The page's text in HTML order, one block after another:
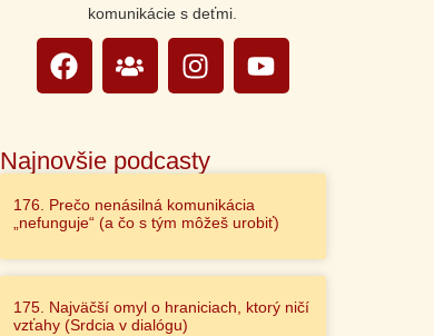
komunikácie s deťmi.
Najnovšie podcasty
176. Prečo nenásilná komunikácia
„nefunguje“ (a čo s tým môžeš urobiť)
175. Najväčší omyl o hraniciach, ktorý ničí
vzťahy (Srdcia v dialógu)